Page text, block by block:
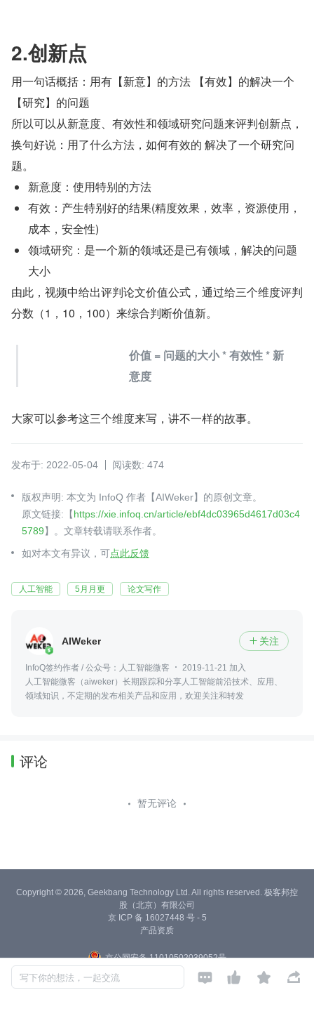
2.创新点
用一句话概括：用有【新意】的方法 【有效】的解决一个
【研究】的问题
所以可以从新意度、有效性和领域研究问题来评判创新点，
换句好说：用了什么方法，如何有效的 解决了一个研究问
题。
新意度：使用特别的方法
有效：产生特别好的结果(精度效果，效率，资源使用，
成本，安全性)
领域研究：是一个新的领域还是已有领域，解决的问题
大小
由此，视频中给出评判论文价值公式，通过给三个维度评判
分数（1，10，100）来综合判断价值新。
价值 = 问题的大小 * 有效性 * 新
意度
大家可以参考这三个维度来写，讲不一样的故事。
发布于: 2022-05-04 阅读数: 474
版权声明: 本文为 InfoQ 作者【AIWeker】的原创文章。
原文链接:【https://xie.infoq.cn/article/ebf4dc03965d4617d03c4
5789】。文章转载请联系作者。
如对本文有异议，可点此反馈
人工智能 5月月更 论文写作
AIWeker  关注
InfoQ签约作者 / 公众号：人工智能微客
2019-11-21 加入
人工智能微客（aiweker）长期跟踪和分享人工智能前沿技术、应用、
领域知识，不定期的发布相关产品和应用，欢迎关注和转发
评论
暂无评论
写下你的想法，一起交流    
Copyright © 2026, Geekbang Technology Ltd. All rights reserved. 极客邦控
股（北京）有限公司
京 ICP 备 16027448 号 - 5
产品资质
京公网安备 11010502039052号